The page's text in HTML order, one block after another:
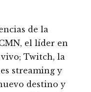
de la
el líder en
Twitch, la
streaming y
destino y